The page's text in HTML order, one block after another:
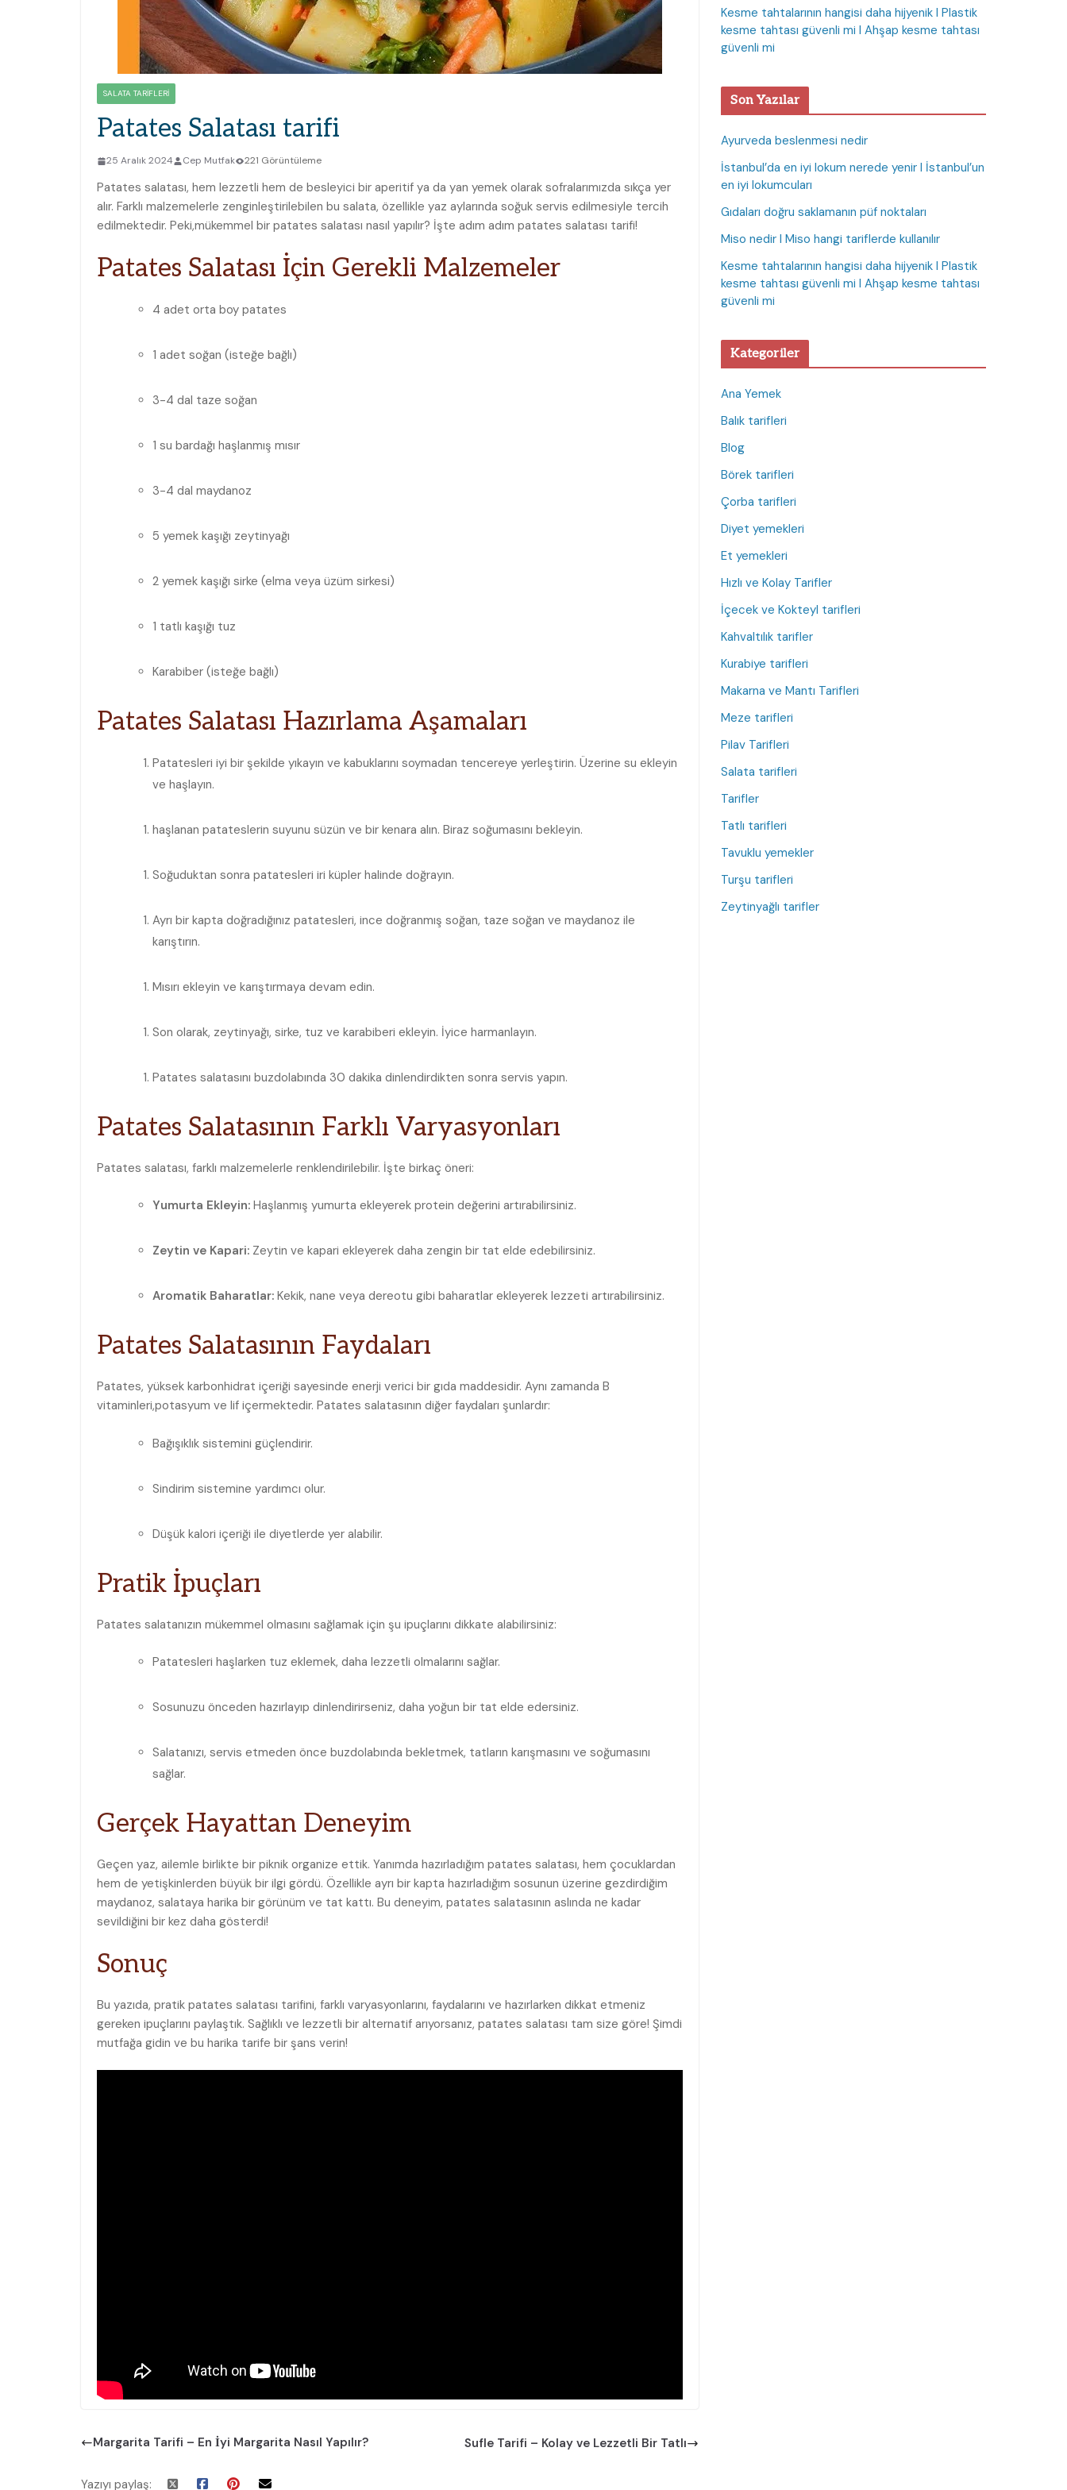
SALATA TARIFLERI
Patates Salatası tarifi
25 Aralık 2024 Cep Mutfak 221 Görüntüleme
Patates ‌salatası, hem lezzetli hem de besleyici bir ⁤aperitif ⁢ya da ‍yan yemek olarak sofralarımızda sıkça yer
alır. Farklı malzemelerle‍ zenginleştirilebilen⁢ bu salata, özellikle yaz aylarında soğuk servis edilmesiyle tercih
edilmektedir.⁤ Peki,mükemmel bir ‌patates salatası ‍nasıl ⁣yapılır? İşte adım adım patates salatası tarifi!
Patates ⁤Salatası İçin Gerekli Malzemeler
4 ​adet orta boy patates
1 adet soğan (isteğe bağlı)
3-4 dal taze soğan
1 su bardağı haşlanmış mısır
3-4 dal maydanoz
5 yemek​ kaşığı zeytinyağı
2 yemek kaşığı sirke ‌(elma​ veya üzüm sirkesi)
1 tatlı kaşığı tuz
Karabiber (isteğe bağlı)
Patates Salatası Hazırlama Aşamaları
Patatesleri iyi bir şekilde⁢ yıkayın ve‌ kabuklarını soymadan tencereye yerleştirin. Üzerine ⁢su ekleyin
ve haşlayın.
haşlanan patateslerin suyunu ‍süzün ve bir ​kenara alın. Biraz soğumasını bekleyin.
Soğuduktan sonra patatesleri iri küpler halinde doğrayın.
Ayrı bir​ kapta doğradığınız patatesleri, ince doğranmış soğan, taze soğan ve maydanoz ile
karıştırın.
Mısırı ekleyin ve karıştırmaya devam edin.
Son olarak, zeytinyağı, sirke, tuz ve ⁣karabiberi ekleyin. İyice harmanlayın.
Patates salatasını buzdolabında⁣ 30 dakika dinlendirdikten sonra servis yapın.
Patates Salatasının ‌Farklı Varyasyonları
Patates salatası, farklı malzemelerle renklendirilebilir. İşte birkaç öneri:
Yumurta Ekleyin: Haşlanmış yumurta ekleyerek ‍protein değerini​ artırabilirsiniz.
Zeytin ve Kapari: Zeytin ve kapari ekleyerek daha⁣ zengin bir tat elde edebilirsiniz.
Aromatik‍ Baharatlar: Kekik, nane veya ⁢dereotu gibi baharatlar ⁣ekleyerek‍ lezzeti artırabilirsiniz.
Patates Salatasının Faydaları
Patates, yüksek karbonhidrat içeriği⁢ sayesinde enerji verici bir gıda maddesidir. Aynı zamanda B
vitaminleri,potasyum ve lif içermektedir. Patates ‍salatasının diğer faydaları şunlardır:
Bağışıklık sistemini güçlendirir.
Sindirim sistemine yardımcı olur.
Düşük kalori⁤ içeriği ile diyetlerde yer alabilir.
Pratik İpuçları
Patates salatanızın mükemmel olmasını sağlamak için şu ipuçlarını ​dikkate alabilirsiniz:
Patatesleri haşlarken tuz ⁢eklemek, daha lezzetli olmalarını sağlar.
Sosunuzu önceden​ hazırlayıp dinlendirirseniz, daha yoğun bir​ tat elde edersiniz.
Salatanızı, servis etmeden önce buzdolabında bekletmek, ⁤tatların karışmasını ve soğumasını
sağlar.
Gerçek ⁣Hayattan Deneyim
Geçen yaz, ailemle birlikte bir piknik organize⁣ ettik. Yanımda hazırladığım patates salatası, hem çocuklardan
hem⁤ de yetişkinlerden ​büyük bir ⁤ilgi gördü. ⁢Özellikle ayrı bir kapta hazırladığım sosunun üzerine gezdirdiğim ​
maydanoz, salataya harika bir görünüm‌ ve tat kattı. Bu deneyim, patates salatasının aslında ne ‌kadar
sevildiğini ⁤bir⁣ kez daha gösterdi!
Sonuç
Bu yazıda, pratik⁢ patates salatası tarifini, farklı varyasyonlarını, faydalarını ve hazırlarken dikkat etmeniz
gereken ipuçlarını paylaştık. Sağlıklı ve​ lezzetli ⁣bir alternatif arıyorsanız, patates salatası tam size göre! Şimdi
mutfağa gidin ve ‍bu harika ‍tarife bir şans verin!
Margarita Tarifi – En İyi Margarita Nasıl Yapılır? Sufle Tarifi – Kolay ve Lezzetli Bir Tatlı
Yazıyı paylaş:
Kesme tahtalarının hangisi daha hijyenik I Plastik
kesme tahtası güvenli mi I Ahşap kesme tahtası
güvenli mi
Son Yazılar
Ayurveda beslenmesi nedir
İstanbul’da en iyi lokum nerede yenir I İstanbul’un
en iyi lokumcuları
Gıdaları doğru saklamanın püf noktaları
Miso nedir I Miso hangi tariflerde kullanılır
Kesme tahtalarının hangisi daha hijyenik I Plastik
kesme tahtası güvenli mi I Ahşap kesme tahtası
güvenli mi
Kategoriler
Ana Yemek
Balık tarifleri
Blog
Börek tarifleri
Çorba tarifleri
Diyet yemekleri
Et yemekleri
Hızlı ve Kolay Tarifler
İçecek ve Kokteyl tarifleri
Kahvaltılık tarifler
Kurabiye tarifleri
Makarna ve Mantı Tarifleri
Meze tarifleri
Pilav Tarifleri
Salata tarifleri
Tarifler
Tatlı tarifleri
Tavuklu yemekler
Turşu tarifleri
Zeytinyağlı tarifler